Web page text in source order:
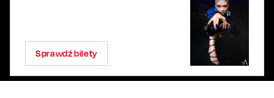
Sprawdź bilety
. Wszystkie prawa zastrzeżone.
ul. Artura Grottgera 4/2, 85-227 Bydgoszcz